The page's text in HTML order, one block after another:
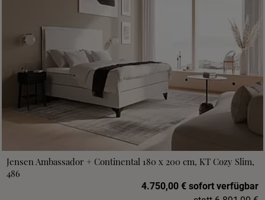
Jensen Ambassador + Continental 180 x 200 cm, KT Cozy Slim,
486
4.750,00 € sofort verfügbar